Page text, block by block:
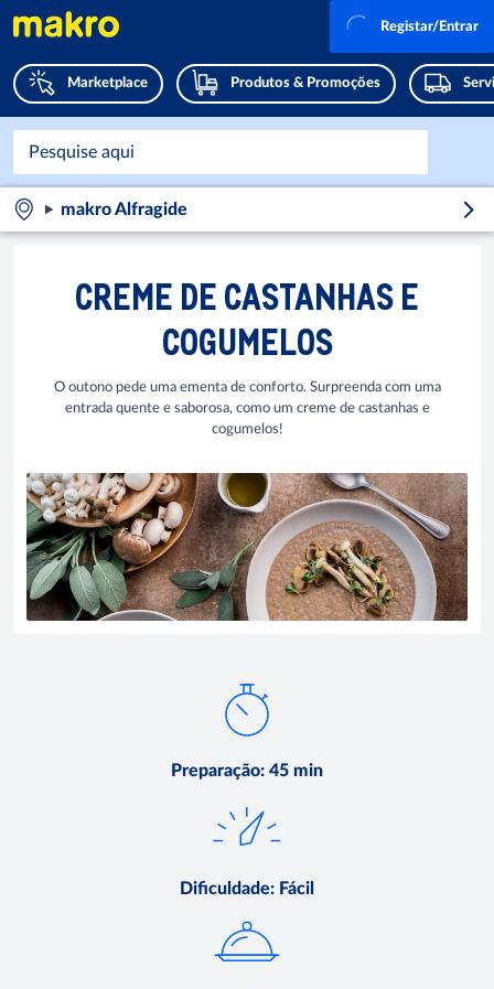
Marketplace Produtos & Promoções
Registar/Entrar
makro Alfragide
CREME DE CASTANHAS E
COGUMELOS
O outono pede uma ementa de conforto. Surpreenda com uma
entrada quente e saborosa, como um creme de castanhas e
cogumelos!
Preparação: 45 min
Dificuldade: Fácil